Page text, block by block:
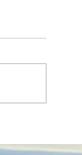
Europe et LPD
stratégie